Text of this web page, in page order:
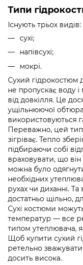
Типи
Існують трьох видів:
сухі;
напівсухі;
мокрі.
Сухий гідрокостюм
не пропускає воду
від довкілля. Це
ущільнюючої
використовуються
Переважно, цей тип
зігріває. Тепло
підбираючи собі
враховувати, що
можна було
необхідних
рухах чи диханні. Та
достатньо щільно,
Сухі костюми
температур — все
типом утеплювача,
Щоб купити сухий
ретельно зважувати
досить висока.